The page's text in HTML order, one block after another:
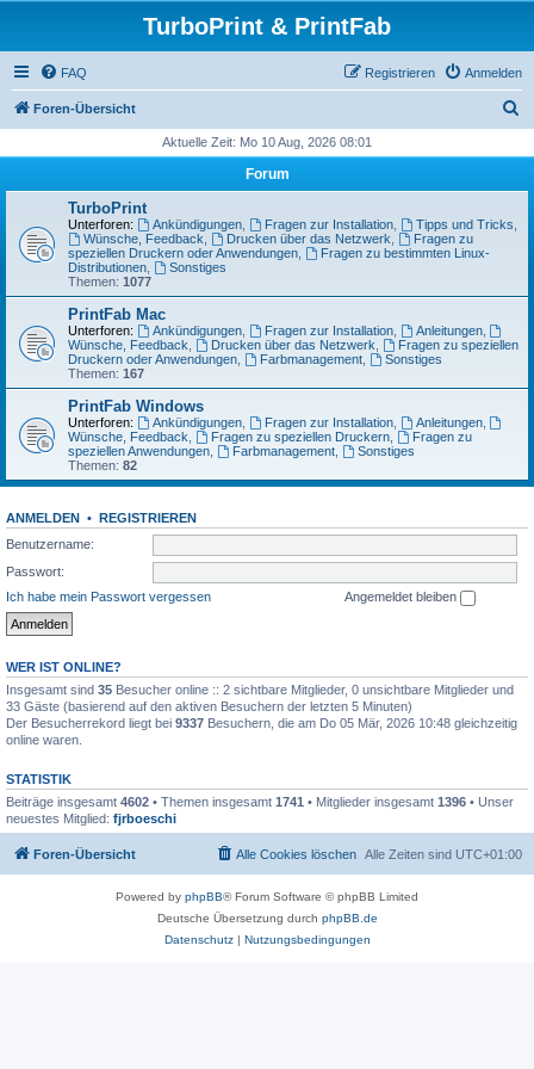
TurboPrint & PrintFab
FAQ Anmelden
Registrieren
Foren-Übersicht
h
Aktuelle Zeit: Mo 10 Aug, 2026 08:01
Forum
TurboPrint
Unterforen: Ankündigungen, Fragen zur Installation, Tipps und Tricks
Wünsche, Feedback
Drucken über das Netzwerk
Fragen zu
speziellen Druckern oder Anwendungen
Fragen zu bestimmten Linux-
Distributionen
Sonstiges
Themen: 1077
PrintFab Mac
Unterforen: Ankündigungen, Fragen zur Installation, Anleitungen,
Wünsche, Feedback
Drucken über das Netzwerk
Fragen zu speziellen
Druckern oder Anwendungen
Farbmanagement,
Sonstiges
Themen: 167
PrintFab Windows
Unterforen: Ankündigungen, Fragen zur Installation, Anleitungen,
Wünsche, Feedback
Fragen zu speziellen Druckern,
Fragen zu
speziellen Anwendungen
Farbmanagement,
Sonstiges
Themen: 82
ANMELDEN • REGISTRIEREN
Benutzername:
Passwort:
Ich habe mein Passwort vergessen
Angemeldet bleiben
WER IST ONLINE?
Insgesamt sind 35 Besucher online :: 2 sichtbare Mitglieder, 0 unsichtbare Mitglieder und
33 Gäste (basierend auf den aktiven Besuchern der letzten 5 Minuten)
Der Besucherrekord liegt bei 9337 Besuchern, die am Do 05 Mär, 2026 10:48 gleichzeitig
online waren.
STATISTIK
Beiträge insgesamt 4602 • Themen insgesamt 1741 • Mitglieder insgesamt 1396 • Unser
neuestes Mitglied: fjrboeschi
Foren-Übersicht Alle Zeiten sind UTC+01:00
Alle Cookies löschen
Powered by phpBB® Forum Software © phpBB Limited
Deutsche Übersetzung durch phpBB.de
Datenschutz| Nutzungsbedingungen